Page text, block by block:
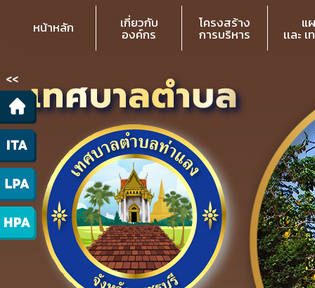
<<
หน้าหลัก เกี่ยวกับ
องค์กร
โครงสร้าง
การบริหาร
แ
เเละ